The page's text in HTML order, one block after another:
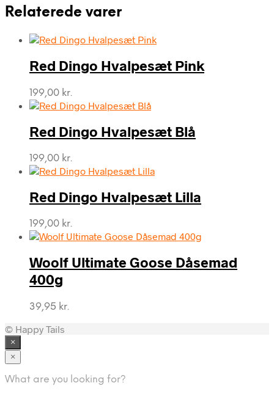
Relaterede varer
Red Dingo Hvalpesæt Pink
199,00 kr.
Red Dingo Hvalpesæt Blå
199,00 kr.
Red Dingo Hvalpesæt Lilla
199,00 kr.
Woolf Ultimate Goose Dåsemad
400g
39,95 kr.
© Happy Tails
×
×
What are you looking for?